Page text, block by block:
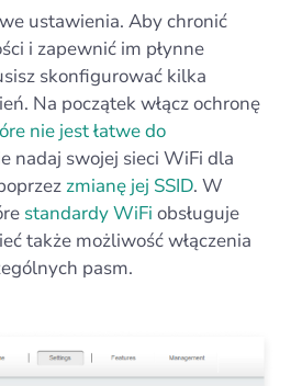
ustawienia. Aby chronić
i zapewnić im płynne
skonfigurować kilka
Na początek włącz ochronę
nie jest łatwe do
nadaj swojej sieci WiFi dla
zmianę jej SSID. W
standardy WiFi obsługuje
także możliwość włączenia
pasm.